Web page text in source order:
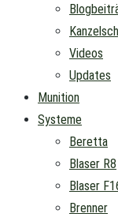
Videos
Updates
Munition
Systeme
Beretta
Blaser R8
Blaser
Brenner